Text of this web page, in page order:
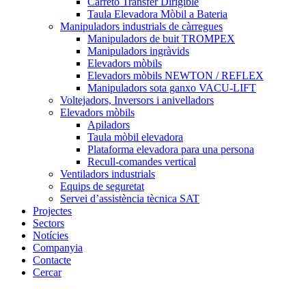
Taula Elevadora Mòbil a Bateria
Manipuladors industrials de càrregues
Manipuladors de buit TROMPEX
Manipuladors ingràvids
Elevadors mòbils
Elevadors mòbils NEWTON / REFLEX
Manipuladors sota ganxo VACU-LIFT
Voltejadors, Inversors i anivelladors
Elevadors mòbils
Apiladors
Taula mòbil elevadora
Plataforma elevadora para una persona
Recull-comandes vertical
Ventiladors industrials
Equips de seguretat
Servei d’assistència tècnica SAT
Projectes
Sectors
Notícies
Companyia
Contacte
Cercar